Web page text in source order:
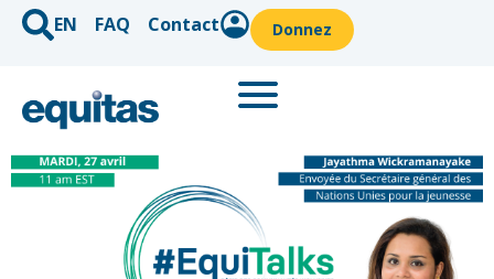
EN FAQ Contact Donnez